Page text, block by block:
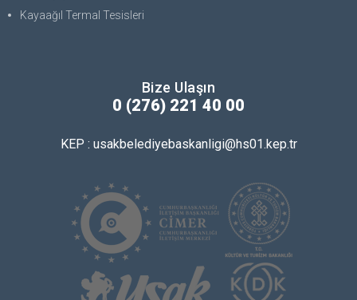
Kayaağıl Termal Tesisleri
Bize Ulaşın
0 (276) 221 40 00
KEP : usakbelediyebaskanligi@hs01.kep.tr